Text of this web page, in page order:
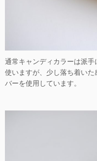
通常キャンディカラーは派
使いますが、少し落ち着い
バーを使用しています。